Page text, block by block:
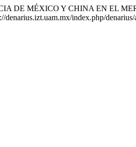
DE MÉXICO Y CHINA EN EL
denarius.izt.uam.mx/index.php/